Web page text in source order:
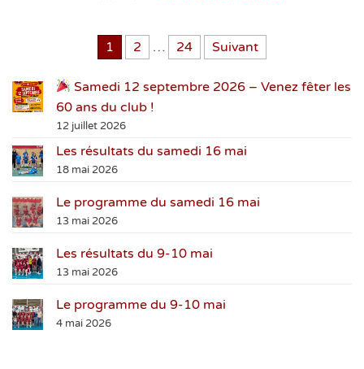
Pagination des publications
1 2 … 24 Suivant
Samedi 12 septembre 2026 – Venez fêter les
60 ans du club !
12 juillet 2026
Les résultats du samedi 16 mai
18 mai 2026
Le programme du samedi 16 mai
13 mai 2026
Les résultats du 9-10 mai
13 mai 2026
Le programme du 9-10 mai
4 mai 2026